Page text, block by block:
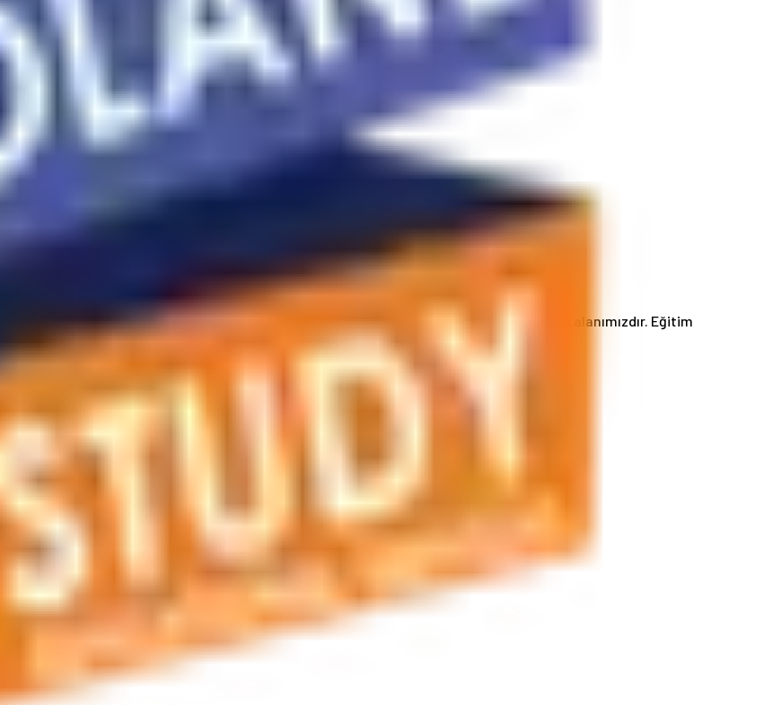
vize ve oturum kartı hizmetleri, konaklama hizmetleri ve daha birçok hizmet uzmanlık alanımızdır. Eğitim
Bize telefonla ulaşabilir veya e-posta gönderebilirsiniz.